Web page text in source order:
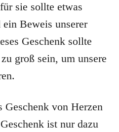
sie sollte etwas
ein Beweis unserer
Geschenk sollte
groß sein, um unsere
von Herzen
ist nur dazu